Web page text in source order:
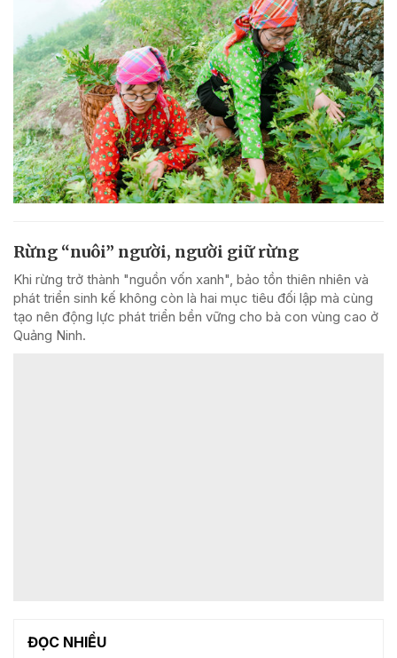
Rừng “nuôi” người, người giữ rừng
Khi rừng trở thành "nguồn vốn xanh", bảo tồn thiên nhiên và
phát triển sinh kế không còn là hai mục tiêu đối lập mà cùng
tạo nên động lực phát triển bền vững cho bà con vùng cao ở
Quảng Ninh.
ĐỌC NHIỀU